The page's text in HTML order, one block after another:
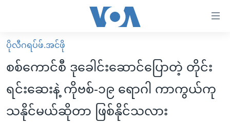
လွယ်ကူ
စေ
သည့်
Link
များ
မူလစာမျက်နှာ
မြန်မာ
ကမ္ဘာ့သတင်းများ
နိုင်ငံတကာ
ဗွီဒီယို
ပိုလီဂရပ်ဖ်.အင်ဖို
စစ်ကောင်စီ ဒုခေါင်းဆောင်ပြောတဲ့ တိုင်း
ရင်းဆေးနဲ့ ကိုဗစ်-၁၉ ရောဂါ ကာကွယ်ကု
သနိုင်မယ်ဆိုတာ ဖြစ်နိုင်သလား